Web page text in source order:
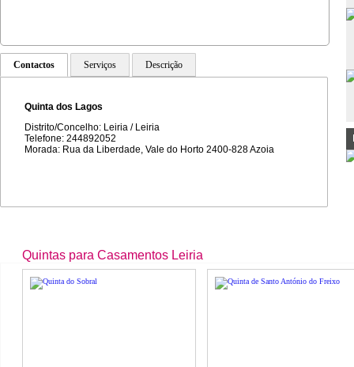
Contactos Serviços Descrição
Quinta dos Lagos
Distrito/Concelho: Leiria / Leiria
Telefone: 244892052
Morada: Rua da Liberdade, Vale do Horto 2400-828 Azoia
Quintas para Casamentos Leiria